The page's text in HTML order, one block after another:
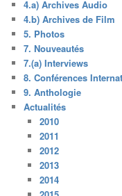
4.a) Archives Audio
4.b) Archives de Film
5. Photos
7. Nouveautés
7.(a) Interviews
8. Conférences
9. Anthologie
Actualités
2010
2011
2012
2013
2014